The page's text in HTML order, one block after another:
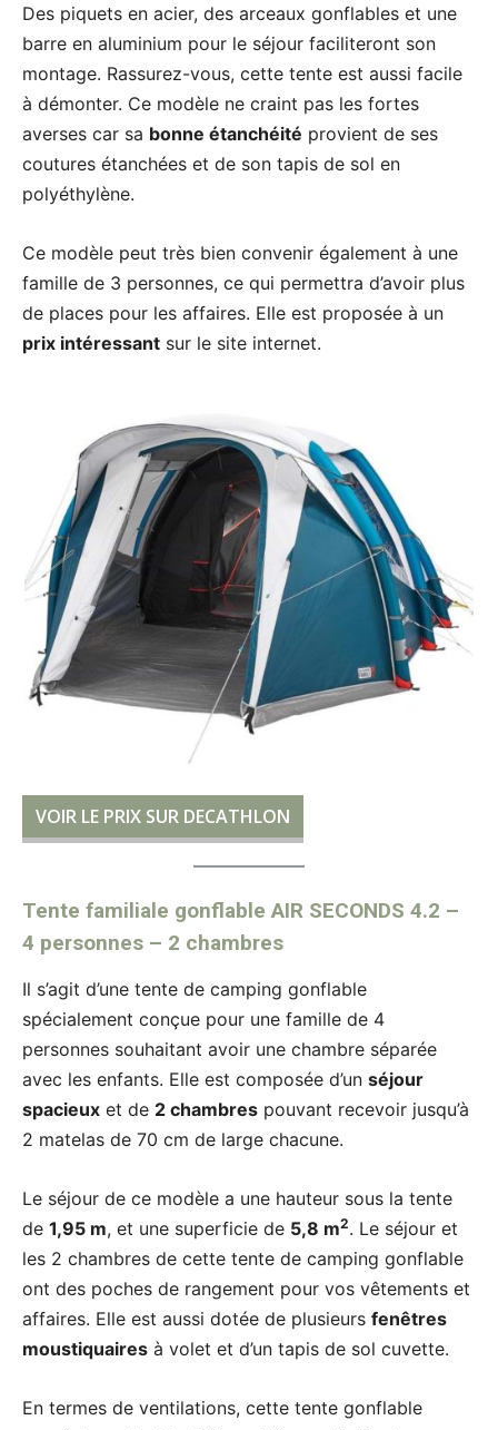
Des piquets en acier, des arceaux gonflables et une
barre en aluminium pour le séjour faciliteront son
montage. Rassurez-vous, cette tente est aussi facile
à démonter. Ce modèle ne craint pas les fortes
averses car sa bonne étanchéité provient de ses
coutures étanchées et de son tapis de sol en
polyéthylène.
Ce modèle peut très bien convenir également à une
famille de 3 personnes, ce qui permettra d’avoir plus
de places pour les affaires. Elle est proposée à un
prix intéressant sur le site internet.
VOIR LE PRIX SUR DECATHLON
Tente familiale gonflable AIR SECONDS 4.2 –
4 personnes – 2 chambres
Il s’agit d’une tente de camping gonflable
spécialement conçue pour une famille de 4
personnes souhaitant avoir une chambre séparée
avec les enfants. Elle est composée d’un séjour
spacieux et de 2 chambres pouvant recevoir jusqu’à
2 matelas de 70 cm de large chacune.
Le séjour de ce modèle a une hauteur sous la tente
de 1,95 m, et une superficie de 5,8 m2. Le séjour et
les 2 chambres de cette tente de camping gonflable
ont des poches de rangement pour vos vêtements et
affaires. Elle est aussi dotée de plusieurs fenêtres
moustiquaires à volet et d’un tapis de sol cuvette.
En termes de ventilations, cette tente gonflable